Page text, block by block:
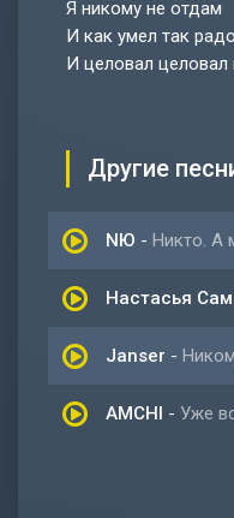
Я никому не отдам
И как умел так
И целовал целовал
Другие
NЮ - Никто. А
Настасья
Janser -
AMCHI - Уже